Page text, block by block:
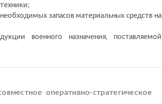
запасов материальных средств на
военного назначения, поставляемой
оперативно-стратегическое